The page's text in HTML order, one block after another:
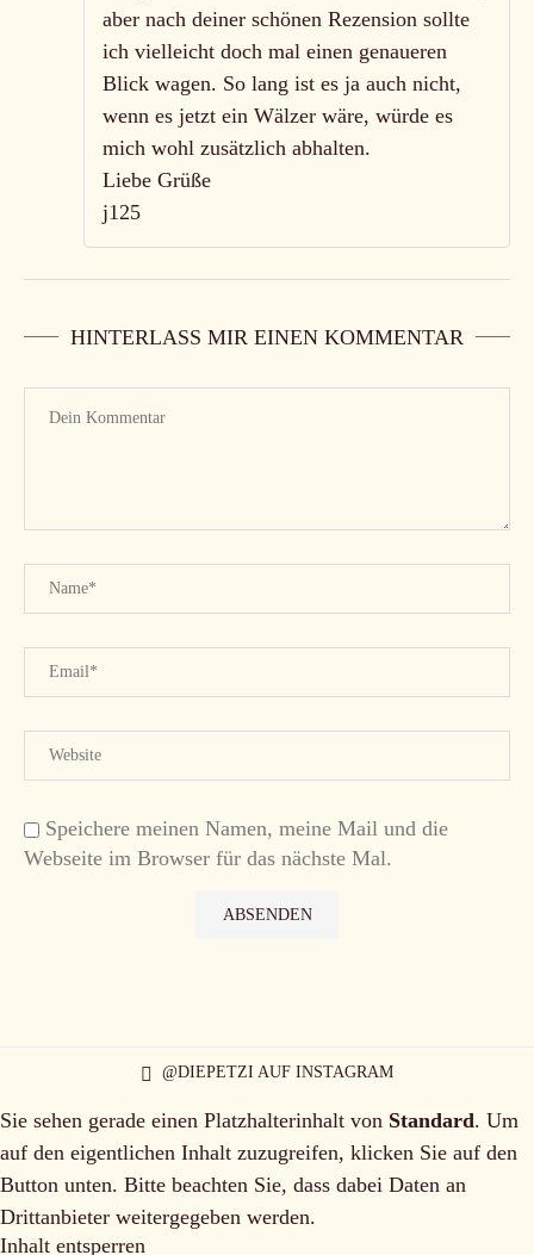
aber nach deiner schönen Rezension sollte
ich vielleicht doch mal einen genaueren
Blick wagen. So lang ist es ja auch nicht,
wenn es jetzt ein Wälzer wäre, würde es
mich wohl zusätzlich abhalten.
Liebe Grüße
j125
HINTERLASS MIR EINEN KOMMENTAR
Speichere meinen Namen, meine Mail und die
Webseite im Browser für das nächste Mal.
@DIEPETZI AUF INSTAGRAM
Sie sehen gerade einen Platzhalterinhalt von Standard. Um
auf den eigentlichen Inhalt zuzugreifen, klicken Sie auf den
Button unten. Bitte beachten Sie, dass dabei Daten an
Drittanbieter weitergegeben werden.
Inhalt entsperren